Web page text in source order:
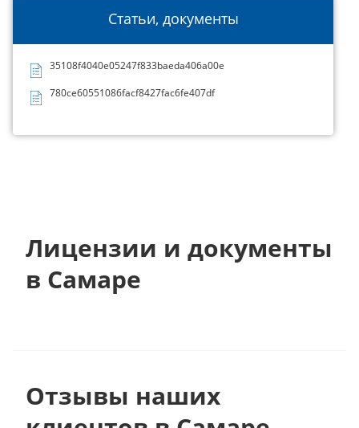
Статьи, документы
35108f4040e05247f833baeda406a00e
780ce60551086facf8427fac6fe407df
Лицензии и документы
в Самаре
Отзывы наших